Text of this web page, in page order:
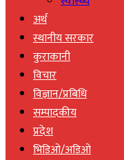
अर्थ
स्थानीय सरकार
कुराकानी
विचार
विज्ञान/प्रबिधि
सम्पादकीय
प्रदेश
भिडिओ/अडिओ